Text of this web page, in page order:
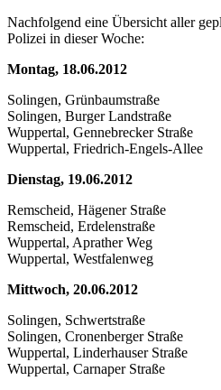
Nachfolgend eine Übersicht aller
Polizei in dieser Woche:
Montag, 18.06.2012
Solingen, Grünbaumstraße
Solingen, Burger Landstraße
Wuppertal, Gennebrecker Straße
Wuppertal, Friedrich-Engels-Allee
Dienstag, 19.06.2012
Remscheid, Hägener Straße
Remscheid, Erdelenstraße
Wuppertal, Aprather Weg
Wuppertal, Westfalenweg
Mittwoch, 20.06.2012
Solingen, Schwertstraße
Solingen, Cronenberger Straße
Wuppertal, Linderhauser Straße
Wuppertal, Carnaper Straße